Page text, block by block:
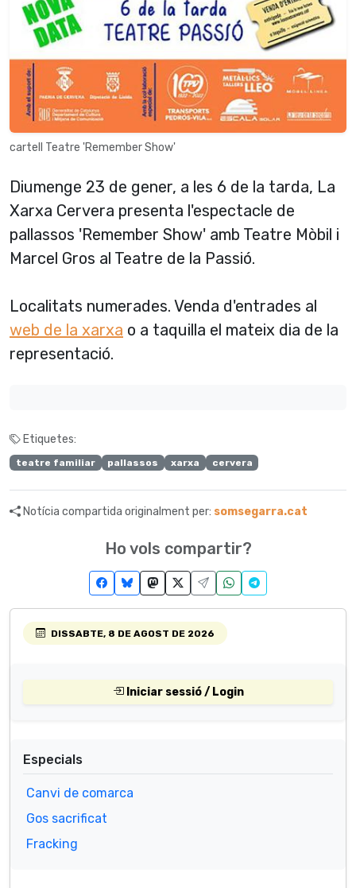
cartell Teatre 'Remember Show'
Diumenge 23 de gener, a les 6 de la tarda, La
Xarxa Cervera presenta l'espectacle de
pallassos 'Remember Show' amb Teatre Mòbil i
Marcel Gros al Teatre de la Passió.
Localitats numerades. Venda d'entrades al
web de la xarxa o a taquilla el mateix dia de la
representació.
Etiquetes:
teatre familiar pallassos xarxa cervera
Notícia compartida originalment per: somsegarra.cat
Ho vols compartir?
DISSABTE, 8 DE AGOST DE 2026
Iniciar sessió / Login
Especials
Canvi de comarca
Gos sacrificat
Fracking